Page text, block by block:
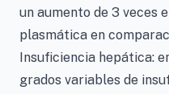
un aumento de 3 veces
plasmática en
Insuficiencia hepática:
grados variables de